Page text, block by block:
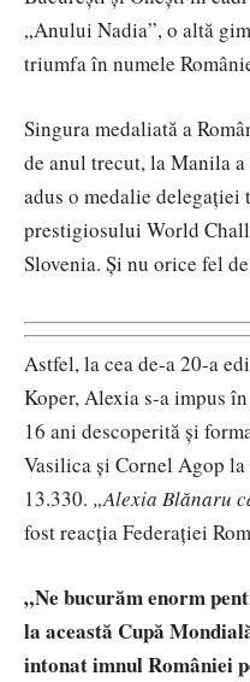
„Anului Nadia”, o altă
triumfa în numele
Singura medaliată a
de anul trecut, la Manila
adus o medalie
prestigiosului World
Slovenia. Și nu orice fel
Astfel, la cea de-a 20-a
Koper, Alexia s-a impus
16 ani descoperită și
Vasilica și Cornel Agop
13.330. „Alexia Blănaru
fost reacția Federației
„Ne bucurăm enorm
la această Cupă
intonat imnul României